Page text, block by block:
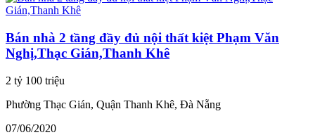
Bán nhà 2 tầng đầy đủ nội thất kiệt Phạm Văn
Nghị,Thạc Gián,Thanh Khê
2 tỷ 100 triệu
Phường Thạc Gián, Quận Thanh Khê, Đà Nẵng
07/06/2020